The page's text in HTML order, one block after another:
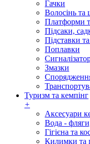
Гачки
Волосінь та
Платформи
Підсаки,
Підставки
Поплавки
Змазки
Туризм та кемпінг
+
Аксесуари
Вода -
Гігієна та
Килимки та